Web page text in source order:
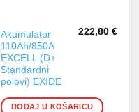
Akumulator
110Ah/850A
EXCELL (D+
Standardni
polovi) EXIDE
222,80 €
DODAJ U KOŠARICU